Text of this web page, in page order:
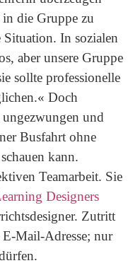
die Gruppe zu
Situation. In sozialen
aber unsere Gruppe
sollte professionelle
Doch
und
Busfahrt ohne
kann.
Teamarbeit. Sie
Designers
Zutritt
Mail-Adresse; nur